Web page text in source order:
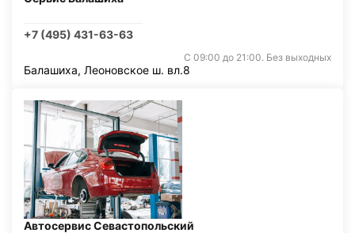
+7 (495) 431-63-63
С 09:00 до 21:00. Без выходных
Балашиха, Леоновское ш. вл.8
Автосервис Севастопольский